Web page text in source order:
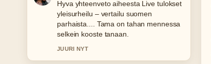
Seuraan Muurahaisten torjunta sisällä
– tehokkaat keinot-lahetysta tarkasti –
arvostan tasapainoista savyja.
3 MIN SITTEN